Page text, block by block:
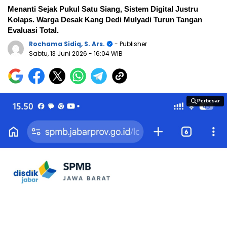
Menanti Sejak Pukul Satu Siang, Sistem Digital Justru
Kolaps. Warga Desak Kang Dedi Mulyadi Turun Tangan
Evaluasi Total.
Rochama Sidiq, S. Ars.
- Publisher
Sabtu, 13 Juni 2026 - 16:04 WIB
Perbesar
Perbesar